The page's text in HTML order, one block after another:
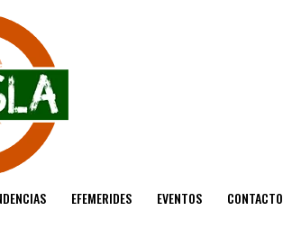
EFEMERIDES EVENTOS CONTACTO